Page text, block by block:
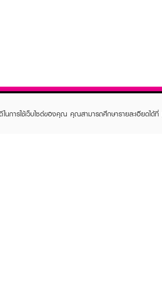
นการใช้เว็บไซต์ของคุณ คุณสามารถศึกษารายละเอียดได้ที่